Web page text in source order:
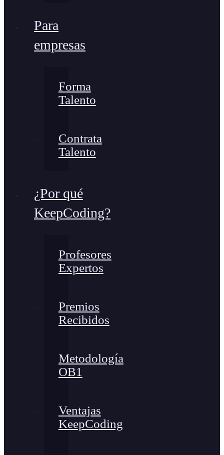
Para
empresas
Forma
Talento
Contrata
Talento
¿Por qué
KeepCoding?
Profesores
Expertos
Premios
Recibidos
Metodología
OB1
Ventajas
KeepCoding